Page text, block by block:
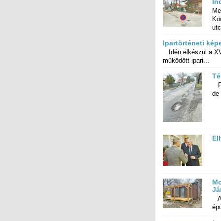
Ipartörténeti
Idén elkészül a
működött ipari...
de